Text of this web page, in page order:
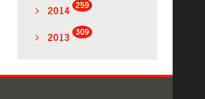
2014
259
2013
309